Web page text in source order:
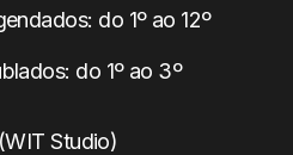
do 1º ao 12º
do 1º ao 3º
Studio)